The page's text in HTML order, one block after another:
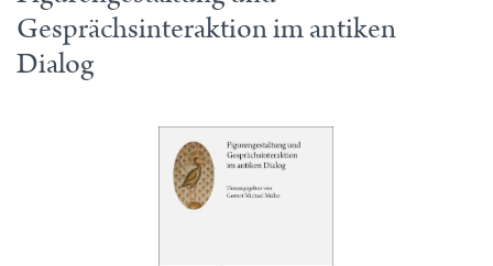
Gesprächsinteraktion im antiken
Dialog